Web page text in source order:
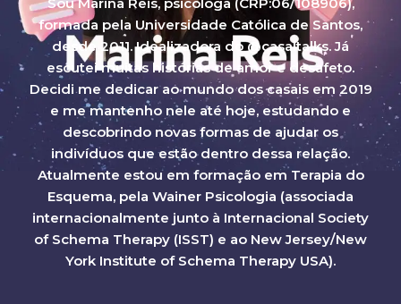
formada pela Universidade Católica de Santos,
desde 2011. Idealizadora do @casaltalks. Já
escutei muitas histórias de amor e desafeto.
Decidi me dedicar ao mundo dos casais em 2019
e me mantenho nele até hoje, estudando e
descobrindo novas formas de ajudar os
indivíduos que estão dentro dessa relação.
Atualmente estou em formação em Terapia do
Esquema, pela Wainer Psicologia (associada
internacionalmente junto à Internacional Society
of Schema Therapy (ISST) e ao New Jersey/New
York Institute of Schema Therapy USA).